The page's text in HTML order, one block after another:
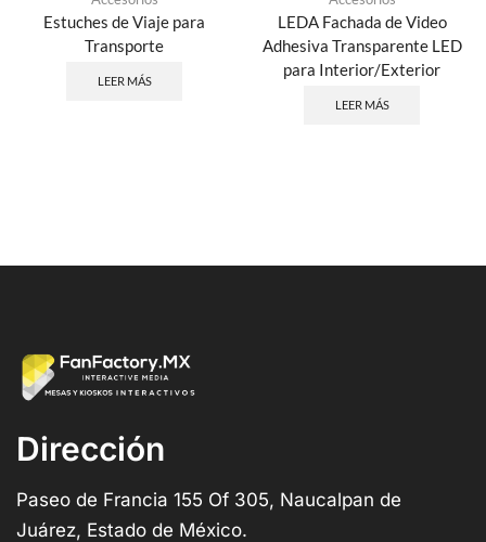
Estuches de Viaje para
Transporte
LEER MÁS
LEDA Fachada de Video
Adhesiva Transparente LED
para Interior/Exterior
LEER MÁS
Dirección
Paseo de Francia 155 Of 305, Naucalpan de
Juárez, Estado de México.